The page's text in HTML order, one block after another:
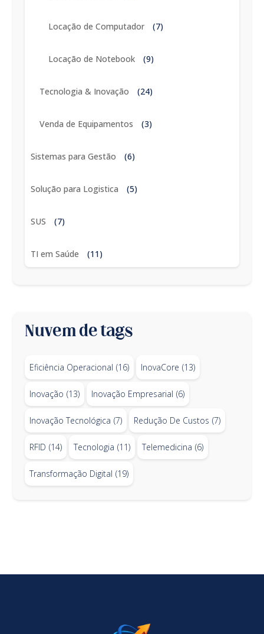
Locação de Computador (7)
Locação de Notebook (9)
Tecnologia & Inovação (24)
Venda de Equipamentos (3)
Sistemas para Gestão (6)
Solução para Logistica (5)
SUS (7)
TI em Saúde (11)
Nuvem de tags
Eficiência Operacional (16) InovaCore (13)
Inovação (13) Inovação Empresarial (6)
Inovação Tecnológica (7) Redução De Custos (7)
RFID (14) Tecnologia (11) Telemedicina (6)
Transformação Digital (19)